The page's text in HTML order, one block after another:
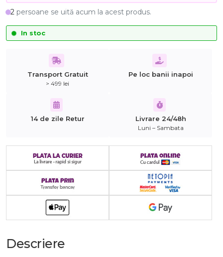
2 persoane se uită acum la acest produs.
In stoc
Transport Gratuit
> 499 lei
Pe loc banii inapoi
14 de zile Retur Livrare 24/48h
Luni – Sambata
Descriere